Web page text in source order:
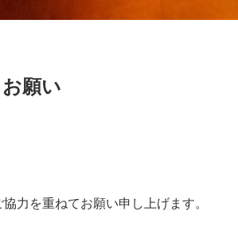
願い
力を重ねてお願い申し上げます。